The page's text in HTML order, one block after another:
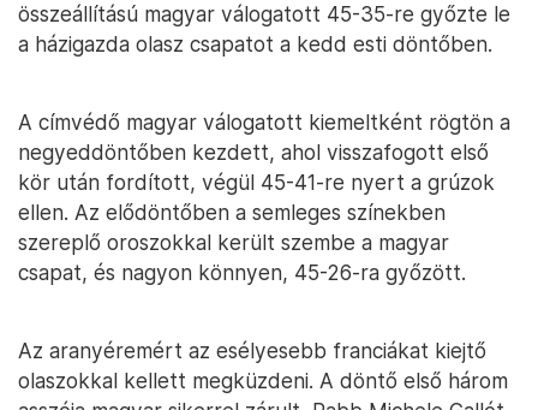
összeállítású magyar válogatott 45-35-re győzte le
a házigazda olasz csapatot a kedd esti döntőben.
A címvédő magyar válogatott kiemeltként rögtön a
negyeddöntőben kezdett, ahol visszafogott első
kör után fordított, végül 45-41-re nyert a grúzok
ellen. Az elődöntőben a semleges színekben
szereplő oroszokkal került szembe a magyar
csapat, és nagyon könnyen, 45-26-ra győzött.
Az aranyéremért az esélyesebb franciákat kiejtő
olaszokkal kellett megküzdeni. A döntő első három